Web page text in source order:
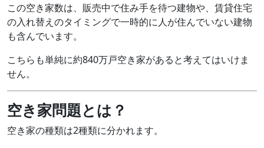
この空き家数は、販売中で住み手を待つ建物や、賃貸住宅
の入れ替えのタイミングで一時的に人が住んでいない建物
も含んでいます。
こちらも単純に約840万戸空き家があると考えてはいけま
せん。
空き家問題とは？
空き家の種類は2種類に分かれます。